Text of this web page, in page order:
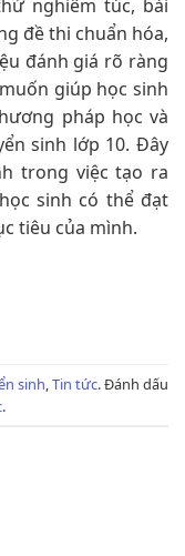
nghiêm túc, bài
đề thi chuẩn hóa,
đánh giá rõ ràng
giúp học sinh
pháp học và
sinh lớp 10. Đây
trong việc tạo ra
sinh có thể đạt
tiêu của mình.
sinh,Tin tức. Đánh dấu
.